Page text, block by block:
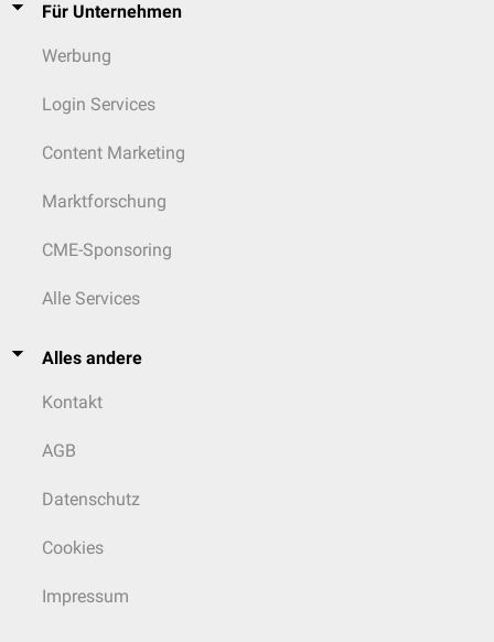
Für Unternehmen
Werbung
Login Services
Content Marketing
Marktforschung
CME-Sponsoring
Alle Services
Alles andere
Kontakt
AGB
Datenschutz
Cookies
Impressum